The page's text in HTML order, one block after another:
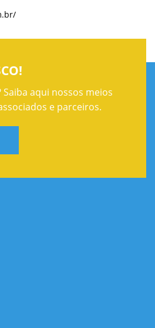
Saiba aqui nossos meios
e parceiros.